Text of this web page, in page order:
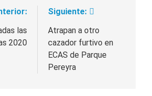
las
2020
Siguiente:
Atrapan a otro
cazador furtivo en
ECAS de Parque
Pereyra